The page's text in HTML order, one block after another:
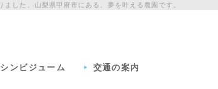
した、山梨県甲府市にある、夢を叶える農園です。
シンビジューム 交通の案内